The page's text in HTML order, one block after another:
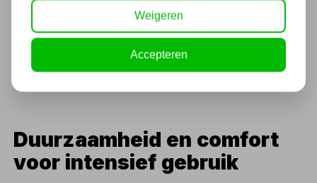
In het assortiment van Kippers Rijssen vind je
sleutels in diverse uitvoeringen, metrisch en
imperiaal, van compacte modellen tot extra
Duurzaamheid en comfort
voor intensief gebruik
Weigeren
Accepteren